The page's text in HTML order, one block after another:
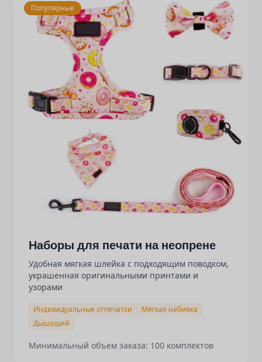
Популярные
Наборы для печати на неопрене
Удобная мягкая шлейка с подходящим поводком,
украшенная оригинальными принтами и
узорами
Индивидуальные отпечатки
Мягкая набивка
Дышащий
Минимальный объем заказа: 100 комплектов